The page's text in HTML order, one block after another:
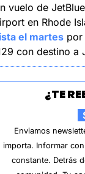
vuelo de
en Rhode
el martes por
con destino a
¿TE
Enviamos
importa. Informar
constante. Detrás